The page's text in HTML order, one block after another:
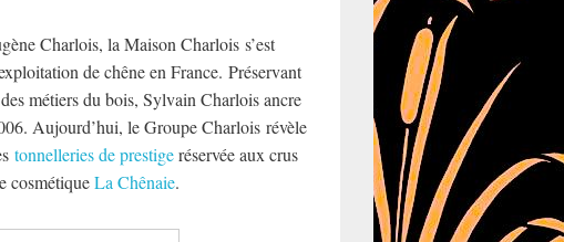
Charlois, la Maison Charlois s’est
de chêne en France. Préservant
métiers du bois, Sylvain Charlois ancre
Aujourd’hui, le Groupe Charlois révèle
tonnelleries de prestigeréservée aux crus
cosmétiqueLa Chênaie.